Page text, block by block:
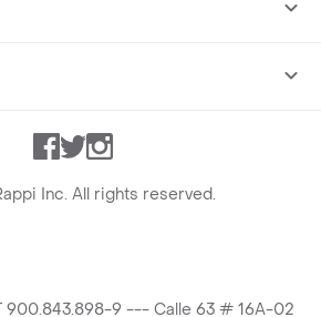
Facebook
TwitterInstagram
Inc. All rights reserved.
900.843.898-9 --- Calle 63 # 16A-02